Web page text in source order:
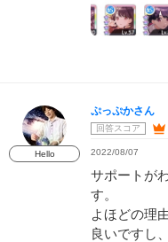
Hello
ぷっぷかさん
回答スコア
2022/08/07
サポートが
す。
よほどの理
良いですし